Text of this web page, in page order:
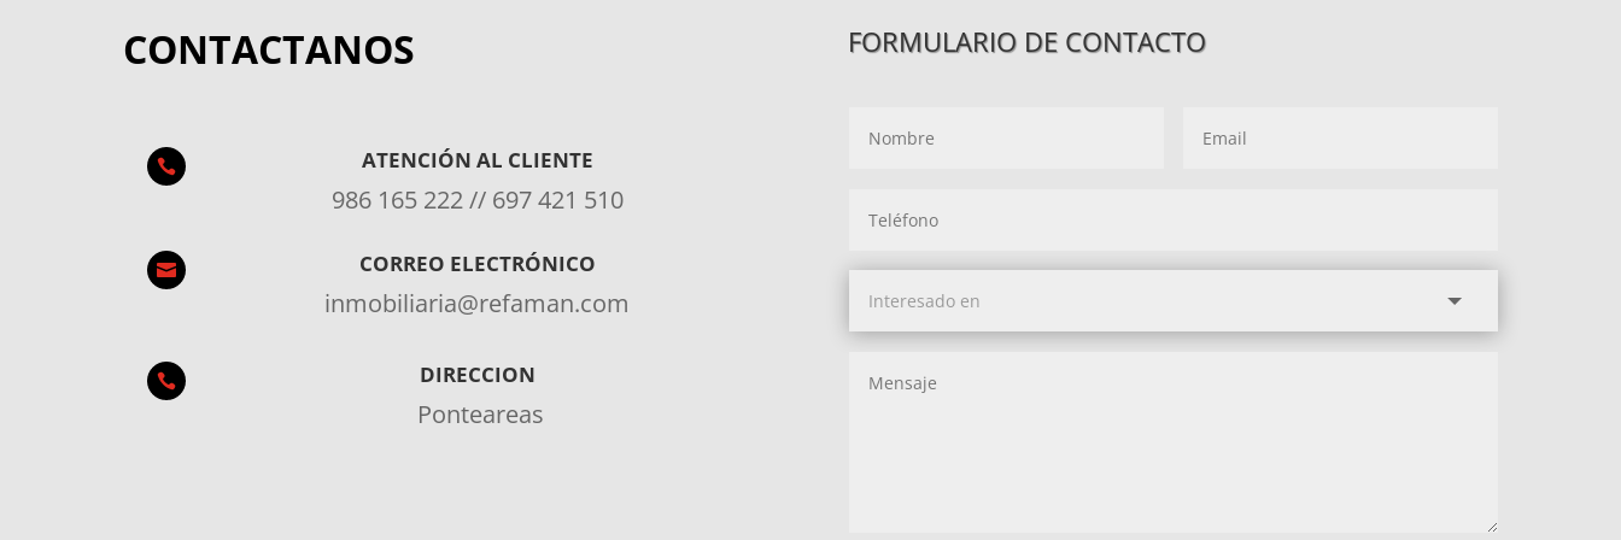
CONTACTANOS
 ATENCIÓN AL CLIENTE
986 165 222 // 697 421 510
 CORREO ELECTRÓNICO
inmobiliaria@refaman.com
 DIRECCION
Ponteareas
FORMULARIO DE CONTACTO